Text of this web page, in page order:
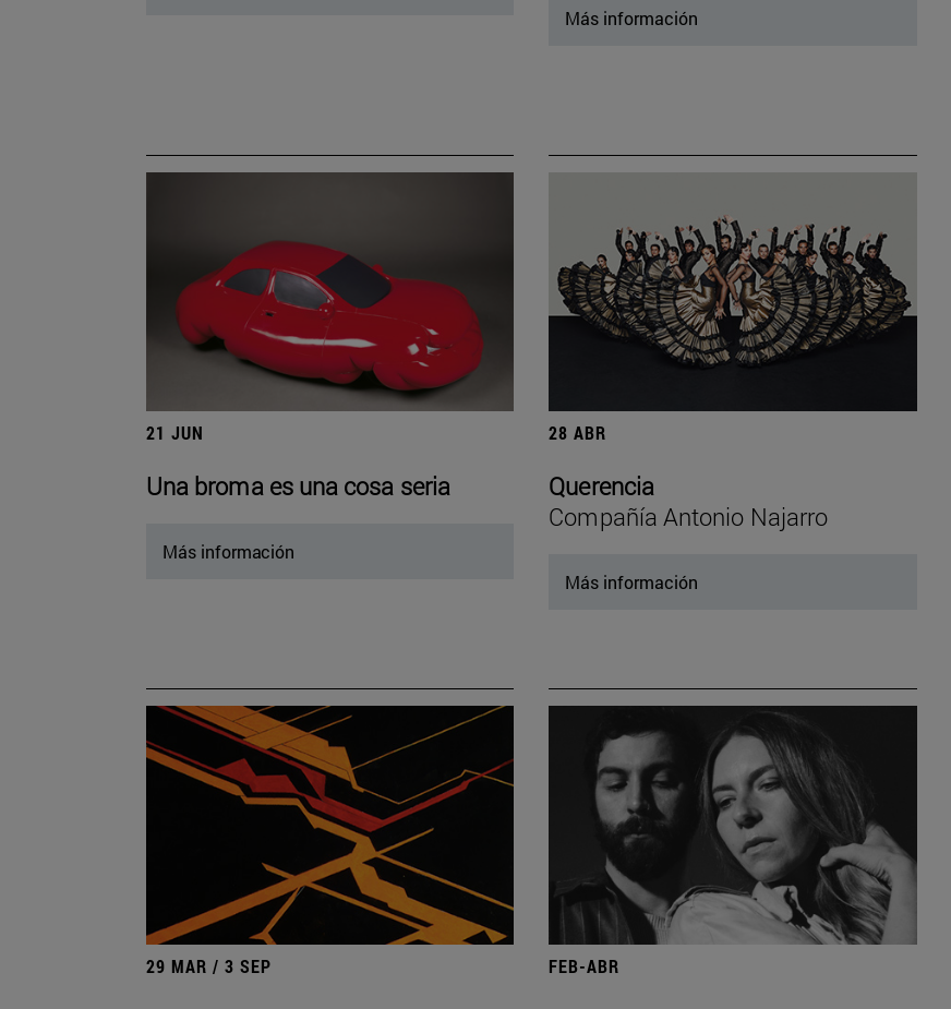
Más información
21 JUN
Una broma es una cosa seria
Más información
28 ABR
Querencia
Compañía Antonio Najarro
Más información
29 MAR / 3 SEP FEB-ABR